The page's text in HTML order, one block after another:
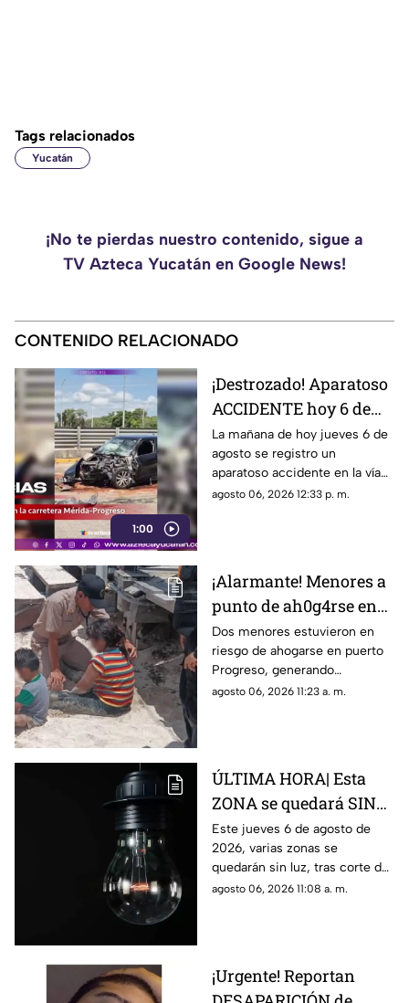
Tags relacionados
Yucatán
¡No te pierdas nuestro contenido, sigue a
TV Azteca Yucatán en Google News!
CONTENIDO RELACIONADO
1:00
¡Destrozado! Aparatoso
ACCIDENTE hoy 6 de
agosto en la Mérida-
Progreso; así quedó el
AUTO
La mañana de hoy jueves 6 de
agosto se registro un
aparatoso accidente en la vía
Mérida-Progreso, generando
agosto 06, 2026 12:33 p. m.
¡Alarmante! Menores a
punto de ah0g4rse en
playas de Progreso;
genera movilización
Dos menores estuvieron en
riesgo de ahogarse en puerto
Progreso, generando
momentos de tensión entre
agosto 06, 2026 11:23 a. m.
ÚLTIMA HORA| Esta
ZONA se quedará SIN
LUZ HOY en Yucatán
tras corte de más de 6
horas
Este jueves 6 de agosto de
2026, varias zonas se
quedarán sin luz, tras corte del
suministro de energía; a
agosto 06, 2026 11:08 a. m.
¡Urgente! Reportan